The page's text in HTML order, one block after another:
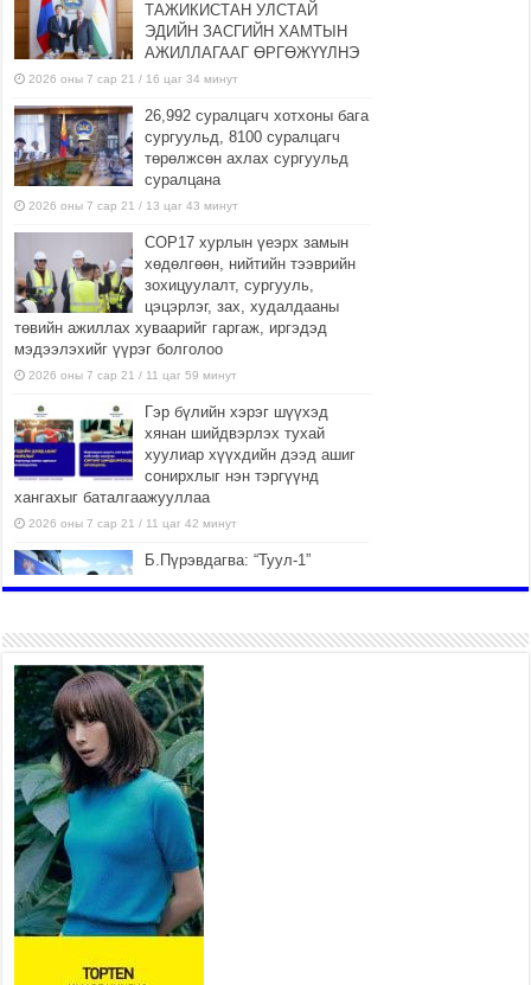
ТАЖИКИСТАН УЛСТАЙ
ЭДИЙН ЗАСГИЙН ХАМТЫН
АЖИЛЛАГААГ ӨРГӨЖҮҮЛНЭ
2026 оны 7 сар 21 / 16 цаг 34 минут
26,992 суралцагч хотхоны бага
сургуульд, 8100 суралцагч
төрөлжсөн ахлах сургуульд
суралцана
2026 оны 7 сар 21 / 13 цаг 43 минут
COP17 хурлын үеэрх замын
хөдөлгөөн, нийтийн тээврийн
зохицуулалт, сургууль,
цэцэрлэг, зах, худалдааны
төвийн ажиллах хуваарийг гаргаж, иргэдэд
мэдээлэхийг үүрэг болголоо
2026 оны 7 сар 21 / 11 цаг 59 минут
Гэр бүлийн хэрэг шүүхэд
хянан шийдвэрлэх тухай
хуулиар хүүхдийн дээд ашиг
сонирхлыг нэн тэргүүнд
хангахыг баталгаажууллаа
2026 оны 7 сар 21 / 11 цаг 42 минут
Б.Пүрэвдагва: “Туул-1”
2026 оны 7 сар 21 / 10 цаг 15 минут
НИЙСЛЭЛ, АЙМГИЙН
УДИРДЛАГУУДЫН АЖЛЫГ
ХҮНД СУРТЛЫГ БУУРУУЛЖ,
ИРГЭД, АЖ АХУЙН НЭГЖИЙН
АЧААГ ХЭРХЭН ХӨНГӨЛСНӨӨР ДҮГНЭНЭ
2026 оны 7 сар 21 / 10 цаг 09 минут
Байнгын хорооны дарга
М.Мандхай Цөлжилттэй
тэмцэх тухай НҮБ-ын
конвенцын талуудын 17 дугаар
бага хурал (СОР17)-ын бэлтгэл ажлын явцтай
танилцлаа
2026 оны 7 сар 21 / 10 цаг 03 минут